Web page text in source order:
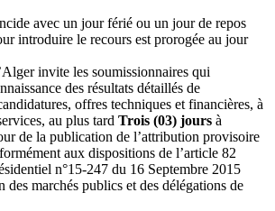
avec un jour férié ou un jour de repos
introduire le recours est prorogée au jour
invite les soumissionnaires qui
des résultats détaillés de
offres techniques et financières, à
au plus tard Trois (03) jours à
de la publication de l’attribution provisoire
aux dispositions de l’article 82
n°15-247 du 16 Septembre 2015
des marchés publics et des délégations de